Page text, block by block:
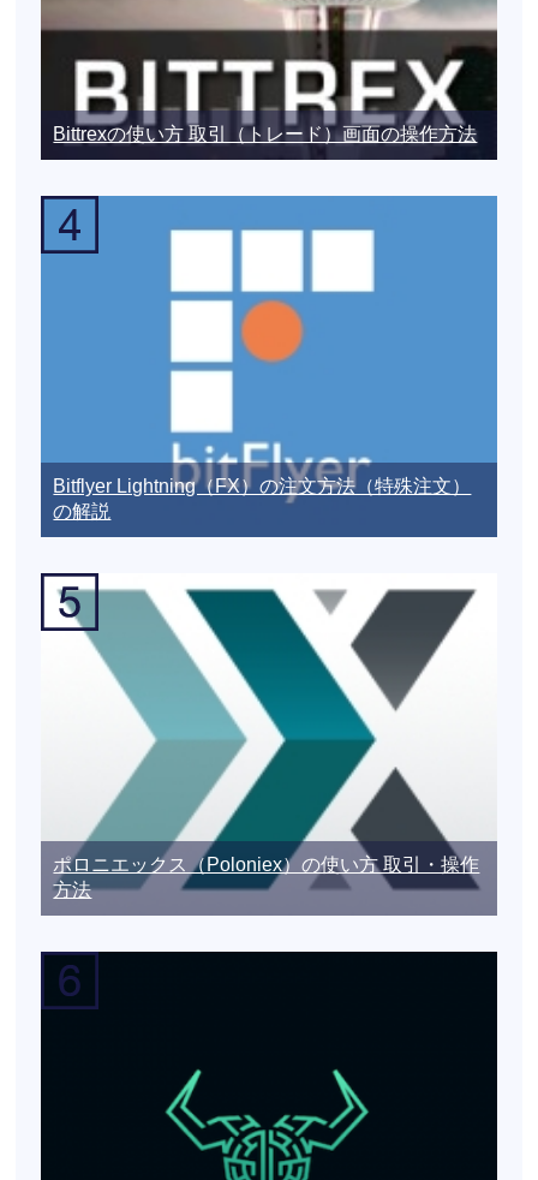
Bittrexの使い方 取引（トレード）画面の操作方法
Bitflyer Lightning（FX）の注文方法（特殊注文）
の解説
ポロニエックス（Poloniex）の使い方 取引・操作
方法